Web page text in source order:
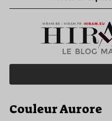
Couleur Aurore